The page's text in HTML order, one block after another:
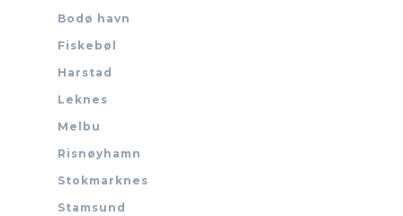
Bodø havn
Fiskebøl
Harstad
Leknes
Melbu
Risnøyhamn
Stokmarknes
Stamsund